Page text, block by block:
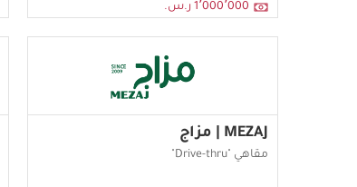
1٬000٬000 ر.س.
MEZAJ | مزاج
مقاهي "Drive-thru"